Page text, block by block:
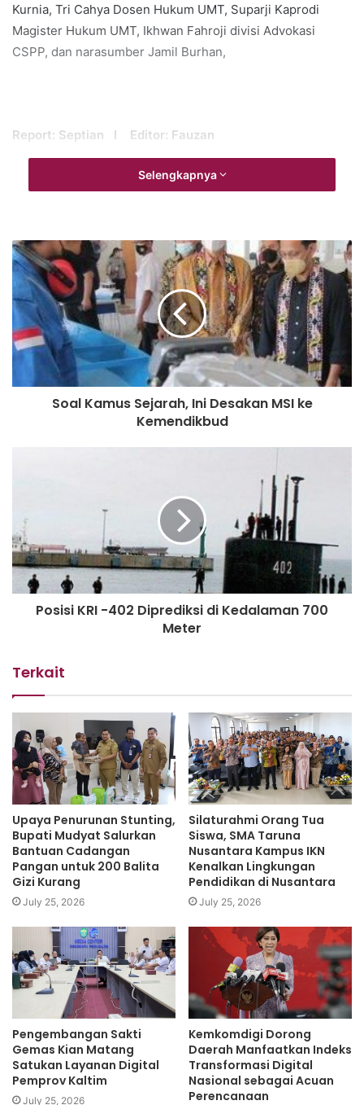
Kurnia, Tri Cahya Dosen Hukum UMT, Suparji Kaprodi
Magister Hukum UMT, Ikhwan Fahroji divisi Advokasi
CSPP, dan narasumber Jamil Burhan,
Report: Septian I Editor: Fauzan
Selengkapnya
Soal Kamus Sejarah, Ini Desakan MSI ke
Kemendikbud
Posisi KRI -402 Diprediksi di Kedalaman 700
Meter
Terkait
Upaya Penurunan Stunting,
Bupati Mudyat Salurkan
Bantuan Cadangan
Pangan untuk 200 Balita
Gizi Kurang
July 25, 2026
Silaturahmi Orang Tua
Siswa, SMA Taruna
Nusantara Kampus IKN
Kenalkan Lingkungan
Pendidikan di Nusantara
July 25, 2026
Pengembangan Sakti
Gemas Kian Matang
Satukan Layanan Digital
Pemprov Kaltim
July 25, 2026
Kemkomdigi Dorong
Daerah Manfaatkan Indeks
Transformasi Digital
Nasional sebagai Acuan
Perencanaan